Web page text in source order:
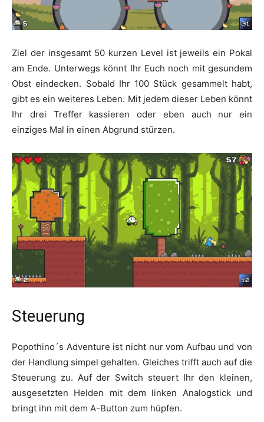
Ziel der insgesamt 50 kurzen Level ist jeweils ein Pokal
am Ende. Unterwegs könnt Ihr Euch noch mit gesundem
Obst eindecken. Sobald Ihr 100 Stück gesammelt habt,
gibt es ein weiteres Leben. Mit jedem dieser Leben könnt
Ihr drei Treffer kassieren oder eben auch nur ein
einziges Mal in einen Abgrund stürzen.
Steuerung
Popothino´s Adventure ist nicht nur vom Aufbau und von
der Handlung simpel gehalten. Gleiches trifft auch auf die
Steuerung zu. Auf der Switch steuert Ihr den kleinen,
ausgesetzten Helden mit dem linken Analogstick und
bringt ihn mit dem A-Button zum hüpfen.